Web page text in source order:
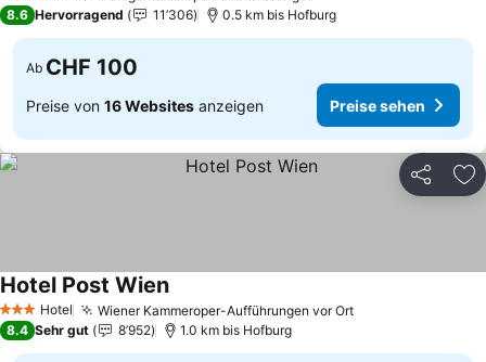
8.6 Hervorragend 11’306 0.5 km bis Hofburg
Ab CHF 100
Preise von 16 Websites anzeigen Preise sehen
Teilen
3 SterneHotel Wiener Kammeroper-Aufführungen vor Ort
Hotel Post Wien
8.4 Sehr gut 8’952 1.0 km bis Hofburg